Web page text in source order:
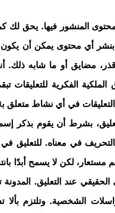
المنشور فيها. يحق لك
بنشر أي محتوى يمكن أن
مضايق أو ما شابه ذلك.
الفكرية
في أي نشاط متعلق ب
بشرط أن يقوم بذكر إسم
في معناه. للتعليق
لكن لا يسمح أبدًا
عند التعليق.
الشخصية. وتلتزم بألا